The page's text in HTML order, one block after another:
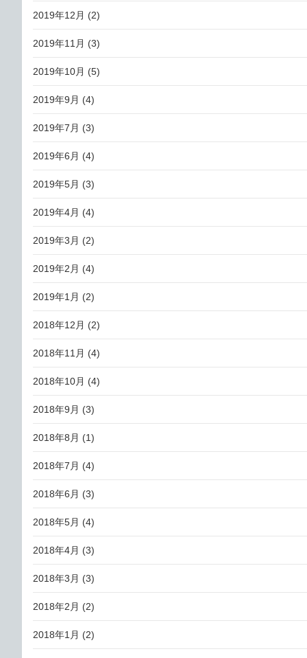
2019年12月 (2)
2019年11月 (3)
2019年10月 (5)
2019年9月 (4)
2019年7月 (3)
2019年6月 (4)
2019年5月 (3)
2019年4月 (4)
2019年3月 (2)
2019年2月 (4)
2019年1月 (2)
2018年12月 (2)
2018年11月 (4)
2018年10月 (4)
2018年9月 (3)
2018年8月 (1)
2018年7月 (4)
2018年6月 (3)
2018年5月 (4)
2018年4月 (3)
2018年3月 (3)
2018年2月 (2)
2018年1月 (2)